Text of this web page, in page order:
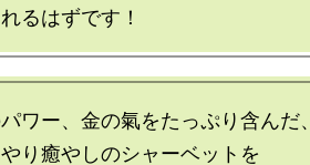
ワー、金の氣をたっぷり含んだ
り癒やしのシャーベットを